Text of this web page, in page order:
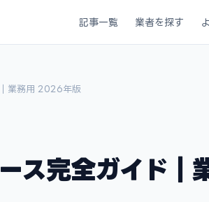
記事一覧 業者を探す
業務用 2026年版
ス完全ガイド